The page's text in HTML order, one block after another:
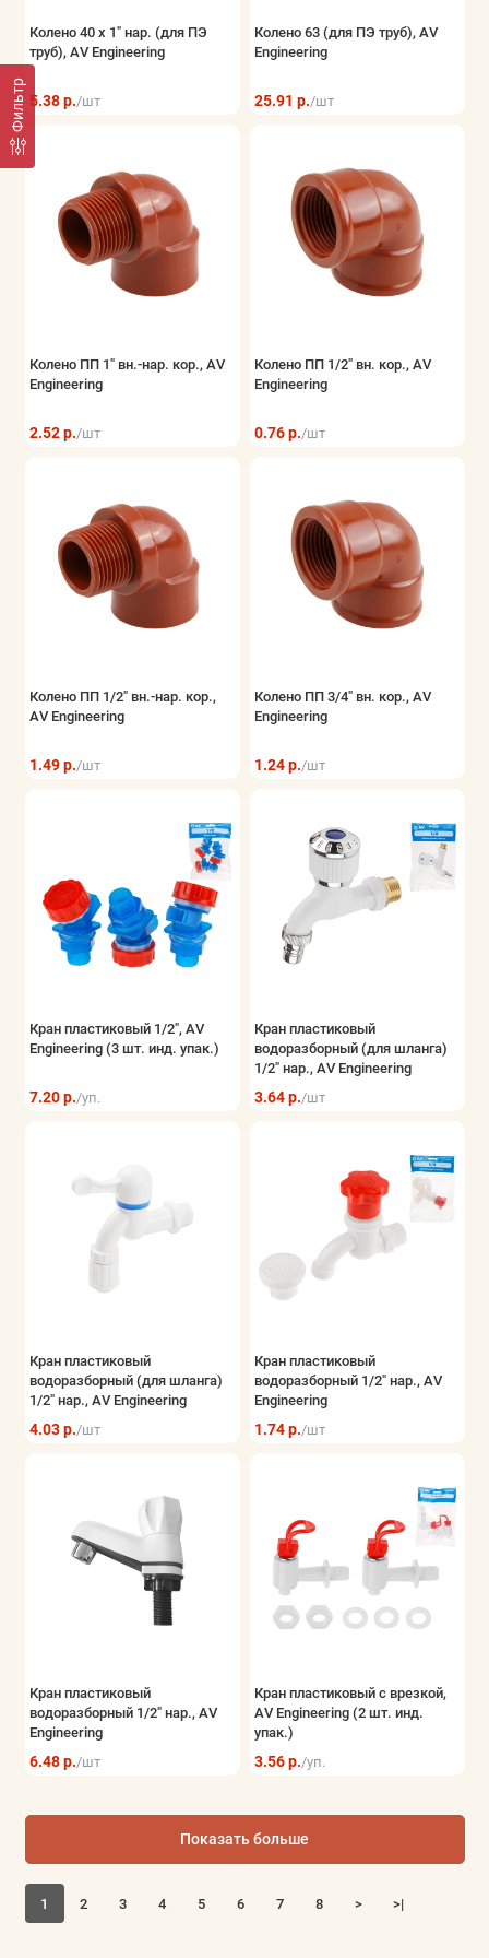
Фильтр
Колено 40 х 1" нар. (для ПЭ
труб), AV Engineering
5.38 р./шт
Колено 63 (для ПЭ труб), AV
Engineering
25.91 р./шт
Колено ПП 1" вн.-нар. кор., AV
Engineering
2.52 р./шт
Колено ПП 1/2" вн. кор., AV
Engineering
0.76 р./шт
Колено ПП 1/2" вн.-нар. кор.,
AV Engineering
1.49 р./шт
Колено ПП 3/4" вн. кор., AV
Engineering
1.24 р./шт
Кран пластиковый 1/2", AV
Engineering (3 шт. инд. упак.)
7.20 р./уп.
Кран пластиковый
водоразборный (для шланга)
1/2" нар., AV Engineering
3.64 р./шт
Кран пластиковый
водоразборный (для шланга)
1/2" нар., AV Engineering
4.03 р./шт
Кран пластиковый
водоразборный 1/2" нар., AV
Engineering
1.74 р./шт
Кран пластиковый
водоразборный 1/2" нар., AV
Engineering
6.48 р./шт
Кран пластиковый с врезкой,
AV Engineering (2 шт. инд.
упак.)
3.56 р./уп.
1 2 3 4 5 6 7 8 > >|
Показать больше